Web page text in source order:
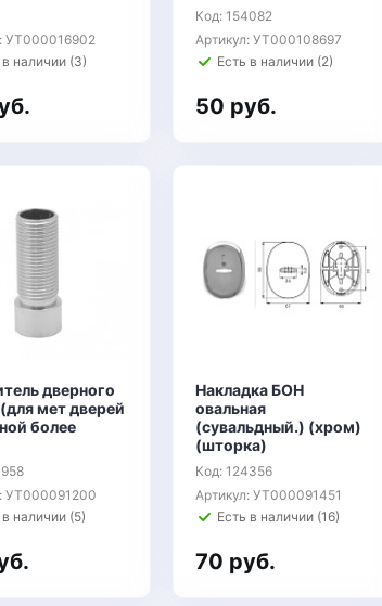
УТ000016902
в наличии (3)
Код: 154082
Артикул: УТ000108697
Есть в наличии (2)
50 руб.
дверного
(для мет дверей
более
УТ000091200
в наличии (5)
Накладка БОН
овальная
(сувальдный.) (хром)
(шторка)
Код: 124356
Артикул: УТ000091451
Есть в наличии (16)
70 руб.